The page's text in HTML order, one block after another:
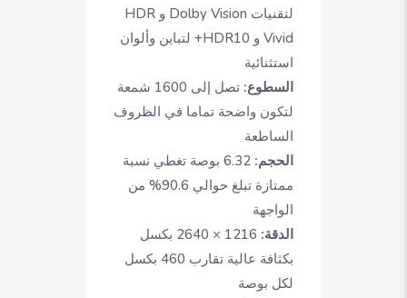
لتقنيات Dolby Vision و HDR
Vivid و HDR10+ لتباين وألوان
استثنائية
السطوع:
تصل إلى 1600 شمعة
لتكون واضحة تماما في الظروف
الساطعة
الحجم:
6.32 بوصة تغطي نسبة
ممتازة تبلغ حوالي 90.6% من
الواجهة
الدقة:
1216 × 2640 بكسل
بكثافة عالية تقارب 460 بكسل
لكل بوصة